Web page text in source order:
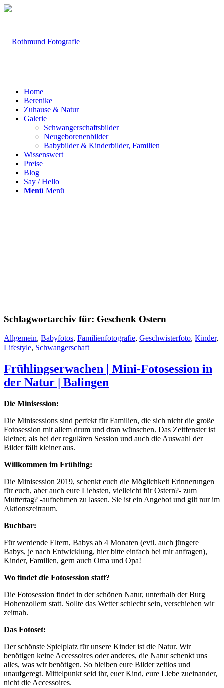
Home
Berenike
Zuhause & Natur
Galerie
Schwangerschaftsbilder
Neugeborenenbilder
Babybilder & Kinderbilder, Familien
Wissenswert
Preise
Blog
Say / Hello
Menü Menü
Schlagwortarchiv für: Geschenk Ostern
Allgemein, Babyfotos, Familienfotografie, Geschwisterfoto, Kinder,
Lifestyle, Schwangerschaft
Frühlingserwachen | Mini-Fotosession in
der Natur | Balingen
Die Minisession:
Die Minisessions sind perfekt für Familien, die sich nicht die große
Fotosession mit allem drum und dran wünschen. Das Zeitfenster ist
kleiner, als bei der regulären Session und auch die Auswahl der
Bilder fällt kleiner aus.
Willkommen im Frühling:
Die Minisession 2019, schenkt euch die Möglichkeit Erinnerungen
für euch, aber auch eure Liebsten, vielleicht für Ostern?- zum
Muttertag? -aufnehmen zu lassen. Sie ist ein Angebot und gilt nur im
Aktionszeitraum.
Buchbar:
Für werdende Eltern, Babys ab 4 Monaten (evtl. auch jüngere
Babys, je nach Entwicklung, hier bitte einfach bei mir anfragen),
Kinder, Familien, gern auch Oma und Opa!
Wo findet die Fotosession statt?
Die Fotosession findet in der schönen Natur, unterhalb der Burg
Hohenzollern statt. Sollte das Wetter schlecht sein, verschieben wir
zeitnah.
Das Fotoset:
Der schönste Spielplatz für unsere Kinder ist die Natur. Wir
benötigen keine Accessoires oder anderes, die Natur schenkt uns
alles, was wir benötigen. So bleiben eure Bilder zeitlos und
unaufgeregt. Mittelpunkt seid ihr, euer Kind, eure Liebe zueinander,
nicht die Accessoires.